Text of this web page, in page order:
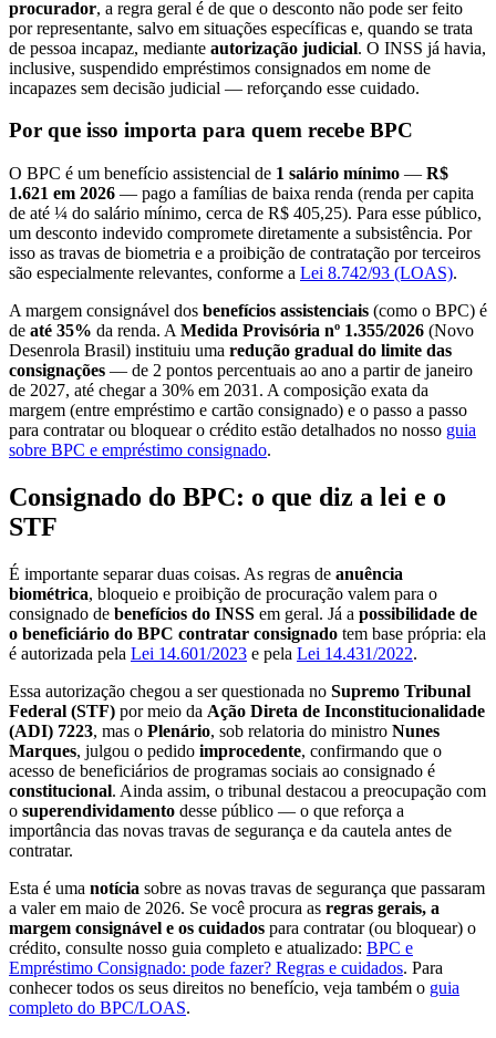
procurador, a regra geral é de que o desconto não pode ser feito
por representante, salvo em situações específicas e, quando se trata
de pessoa incapaz, mediante autorização judicial. O INSS já havia,
inclusive, suspendido empréstimos consignados em nome de
incapazes sem decisão judicial — reforçando esse cuidado.
Por que isso importa para quem recebe BPC
O BPC é um benefício assistencial de 1 salário mínimo — R$
1.621 em 2026 — pago a famílias de baixa renda (renda per capita
de até ¼ do salário mínimo, cerca de R$ 405,25). Para esse público,
um desconto indevido compromete diretamente a subsistência. Por
isso as travas de biometria e a proibição de contratação por terceiros
são especialmente relevantes, conforme a Lei 8.742/93 (LOAS).
A margem consignável dos benefícios assistenciais (como o BPC) é
de até 35% da renda. A Medida Provisória nº 1.355/2026 (Novo
Desenrola Brasil) instituiu uma redução gradual do limite das
consignações — de 2 pontos percentuais ao ano a partir de janeiro
de 2027, até chegar a 30% em 2031. A composição exata da
margem (entre empréstimo e cartão consignado) e o passo a passo
para contratar ou bloquear o crédito estão detalhados no nosso guia
sobre BPC e empréstimo consignado.
Consignado do BPC: o que diz a lei e o
STF
É importante separar duas coisas. As regras de anuência
biométrica, bloqueio e proibição de procuração valem para o
consignado de benefícios do INSS em geral. Já a possibilidade de
o beneficiário do BPC contratar consignado tem base própria: ela
é autorizada pela Lei 14.601/2023 e pela Lei 14.431/2022.
Essa autorização chegou a ser questionada no Supremo Tribunal
Federal (STF) por meio da Ação Direta de Inconstitucionalidade
(ADI) 7223, mas o Plenário, sob relatoria do ministro Nunes
Marques, julgou o pedido improcedente, confirmando que o
acesso de beneficiários de programas sociais ao consignado é
constitucional. Ainda assim, o tribunal destacou a preocupação com
o superendividamento desse público — o que reforça a
importância das novas travas de segurança e da cautela antes de
contratar.
Esta é uma notícia sobre as novas travas de segurança que passaram
a valer em maio de 2026. Se você procura as regras gerais, a
margem consignável e os cuidados para contratar (ou bloquear) o
crédito, consulte nosso guia completo e atualizado: BPC e
Empréstimo Consignado: pode fazer? Regras e cuidados. Para
conhecer todos os seus direitos no benefício, veja também o guia
completo do BPC/LOAS.